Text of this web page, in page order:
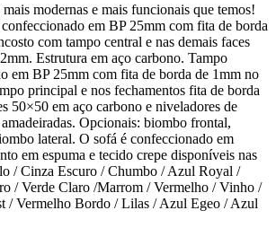
modernas e mais funcionais que temos!
em BP 25mm com fita de borda
com tampo central e nas demais faces
Estrutura em aço carbono. Tampo
em BP 25mm com fita de borda de 1mm no
principal e nos fechamentos fita de borda
50×50 em aço carbono e niveladores de
Opcionais: biombo frontal,
lateral. O sofá é confeccionado em
em espuma e tecido crepe disponíveis nas
/ Cinza Escuro / Chumbo / Azul Royal /
/ Verde Claro /Marrom / Vermelho / Vinho /
/ Vermelho Bordo / Lilas / Azul Egeo / Azul